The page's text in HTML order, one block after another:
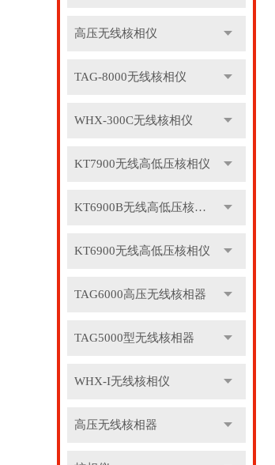
高压无线核相仪
TAG-8000无线核相仪
WHX-300C无线核相仪
KT7900无线高低压核相仪
KT6900B无线高低压核相仪
KT6900无线高低压核相仪
TAG6000高压无线核相器
TAG5000型无线核相器
WHX-I无线核相仪
高压无线核相器